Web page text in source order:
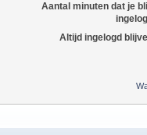
Aantal minuten dat je
Altijd ingelogd